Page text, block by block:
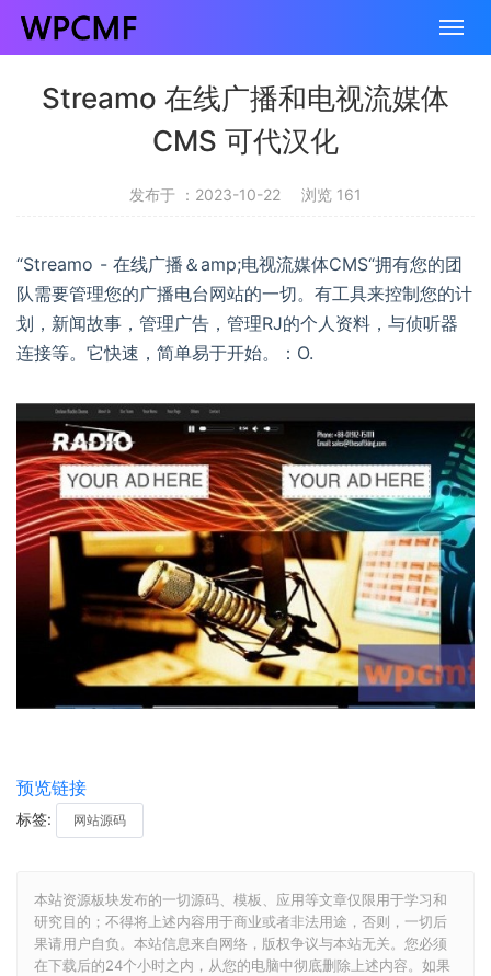
Streamo 在线广播和电视流媒体
CMS 可代汉化
发布于 ：2023-10-22 浏览 161
“Streamo - 在线广播＆amp;电视流媒体CMS“拥有您的团
队需要管理您的广播电台网站的一切。有工具来控制您的计
划，新闻故事，管理广告，管理RJ的个人资料，与侦听器
连接等。它快速，简单易于开始。：O.
预览链接
标签: 网站源码
本站资源板块发布的一切源码、模板、应用等文章仅限用于学习和
研究目的；不得将上述内容用于商业或者非法用途，否则，一切后
果请用户自负。本站信息来自网络，版权争议与本站无关。您必须
在下载后的24个小时之内，从您的电脑中彻底删除上述内容。如果